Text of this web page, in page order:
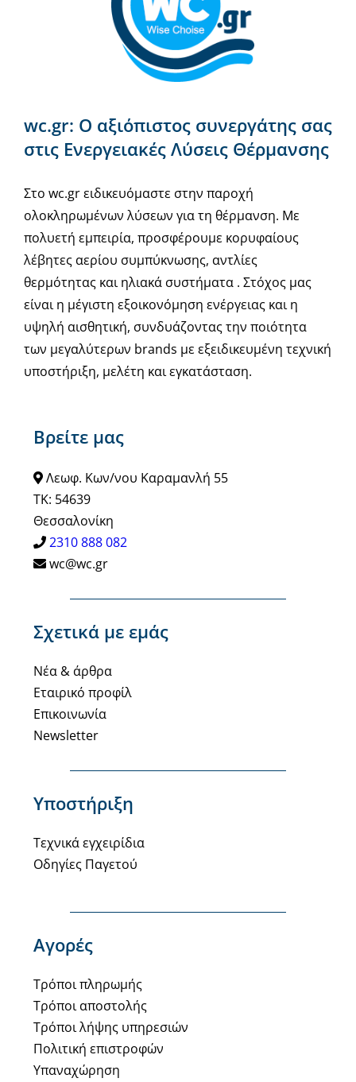
Βρείτε μας
Λεωφ. Κων/νου Καραμανλή 55
ΤΚ: 54639
Θεσσαλονίκη
2310 888 082
wc@wc.gr
Σχετικά με εμάς
Νέα & άρθρα
Εταιρικό προφίλ
Επικοινωνία
Newsletter
Υποστήριξη
Τεχνικά εγχειρίδια
Οδηγίες Παγετού
Αγορές
Τρόποι πληρωμής
Τρόποι αποστολής
Τρόποι λήψης υπηρεσιών
Πολιτική επιστροφών
Υπαναχώρηση
wc.gr: Ο αξιόπιστος συνεργάτης σας
στις Ενεργειακές Λύσεις Θέρμανσης
Στο wc.gr ειδικευόμαστε στην παροχή
ολοκληρωμένων λύσεων για τη θέρμανση. Με
πολυετή εμπειρία, προσφέρουμε κορυφαίους
λέβητες αερίου συμπύκνωσης, αντλίες
θερμότητας και ηλιακά συστήματα . Στόχος μας
είναι η μέγιστη εξοικονόμηση ενέργειας και η
υψηλή αισθητική, συνδυάζοντας την ποιότητα
των μεγαλύτερων brands με εξειδικευμένη τεχνική
υποστήριξη, μελέτη και εγκατάσταση.